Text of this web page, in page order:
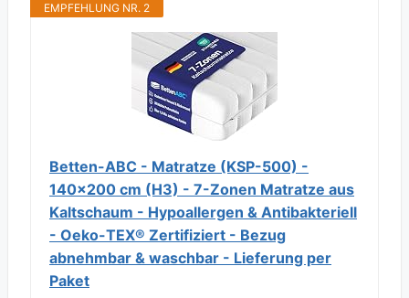
EMPFEHLUNG NR. 2
Betten-ABC - Matratze (KSP-500) -
140x200 cm (H3) - 7-Zonen Matratze aus
Kaltschaum - Hypoallergen & Antibakteriell
- Oeko-TEX® Zertifiziert - Bezug
abnehmbar & waschbar - Lieferung per
Paket